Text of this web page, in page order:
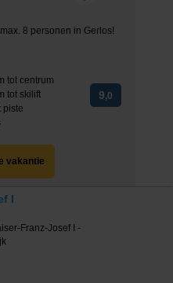
8 personen in Gerlos!
tot centrum
tot skilift
piste
9,0
vakantie
I